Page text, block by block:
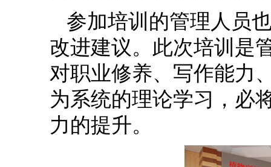
参加培训的管理人员
改进建议。此次培训是
对职业修养、写作能力
为系统的理论学习，必
力的提升。